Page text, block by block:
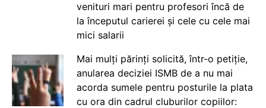
venituri mari pentru profesori încă de
la începutul carierei și cele cu cele mai
mici salarii
Mai mulți părinți solicită, într-o petiție,
anularea deciziei ISMB de a nu mai
acorda sumele pentru posturile la plata
cu ora din cadrul cluburilor copiilor: